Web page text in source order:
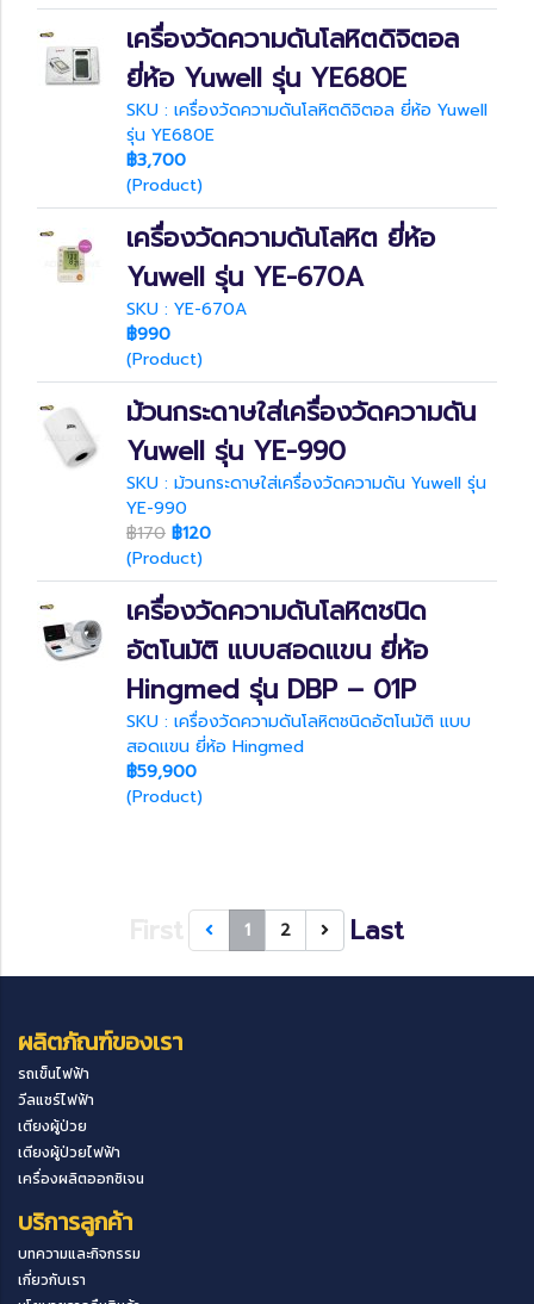
เครื่องวัดความดันโลหิตดิจิตอล
ยี่ห้อ Yuwell รุ่น YE680E
SKU : เครื่องวัดความดันโลหิตดิจิตอล ยี่ห้อ Yuwell
รุ่น YE680E
฿3,700
(Product)
เครื่องวัดความดันโลหิต ยี่ห้อ
Yuwell รุ่น YE-670A
SKU : YE-670A
฿990
(Product)
ม้วนกระดาษใส่เครื่องวัดความดัน
Yuwell รุ่น YE-990
SKU : ม้วนกระดาษใส่เครื่องวัดความดัน Yuwell รุ่น
YE-990
฿170 ฿120
(Product)
เครื่องวัดความดันโลหิตชนิด
อัตโนมัติ แบบสอดแขน ยี่ห้อ
Hingmed รุ่น DBP – 01P
SKU : เครื่องวัดความดันโลหิตชนิดอัตโนมัติ แบบ
สอดแขน ยี่ห้อ Hingmed
฿59,900
(Product)
1 2 Last
ผลิตภัณฑ์ของเรา
รถเข็นไฟฟ้า
วีลแชร์ไฟฟ้า
เตียงผู้ป่วย
เตียงผู้ป่วยไฟฟ้า
เครื่องผลิตออกซิเจน
บริการลูกค้า
บทความและกิจกรรม
เกี่ยวกับเรา